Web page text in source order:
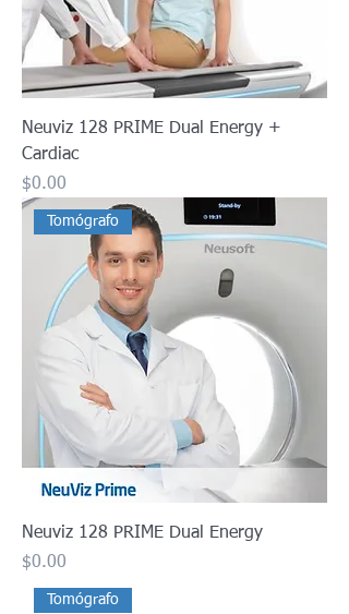
Neuviz 128 PRIME Dual Energy +
Cardiac
Precio
$0.00
Tomógrafo
Neuviz 128 PRIME Dual Energy
Precio
$0.00
Tomógrafo